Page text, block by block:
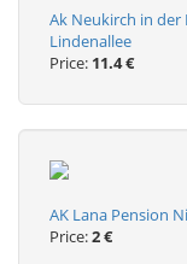
Ak Neukirch in der
Lindenallee
Price: 11.4 €
AK Lana Pension
Price:2 €